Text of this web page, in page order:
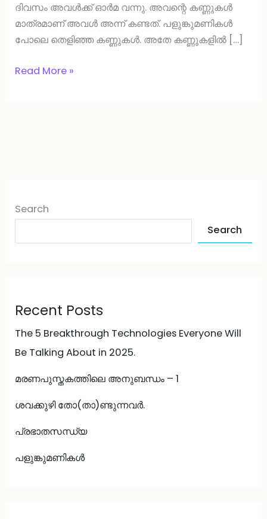
ദിവസം അവൾക്ക് ഓർമ വന്നു. അവന്റെ കണ്ണുകൾ
മാത്രമാണ് അവൾ അന്ന് കണ്ടത്. പളുങ്കുമണികൾ
പോലെ തെളിഞ്ഞ കണ്ണുകൾ. അതേ കണ്ണുകളിൽ […]
Read More »
Search
Search
Recent Posts
The 5 Breakthrough Technologies Everyone Will
Be Talking About in 2025.
മരണപുസ്തകത്തിലെ അനുബന്ധം – 1
ശവക്കുഴി തോ(താ)ണ്ടുന്നവർ.
പ്രഭാതസന്ധ്യ
പളുങ്കുമണികൾ